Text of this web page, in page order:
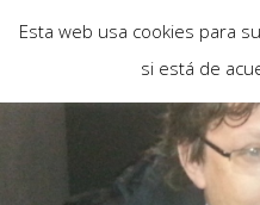
Esta web usa cookies para
si está de